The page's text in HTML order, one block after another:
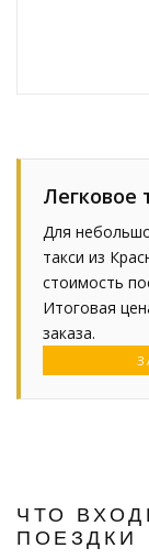
Легковое
Для
такси из
стоимость
Итоговая
заказа.
ЧТО
ПОЕЗДКИ